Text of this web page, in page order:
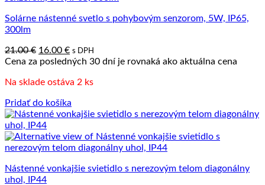
Solárne nástenné svetlo s pohybovým senzorom, 5W, IP65,
300lm
21.00€ Pôvodná
cena
21.00 €.
16.00 €Aktuálna
cena
16.00 €.
s DPH
Cena za posledných 30 dní je rovnaká ako aktuálna cena
Na sklade ostáva 2 ks
Pridať do košíka
Nástenné vonkajšie svietidlo s nerezovým telom diagonálny
uhol, IP44